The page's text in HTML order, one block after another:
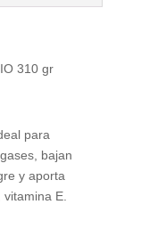
310 gr
para
bajan
y aporta
vitamina E.